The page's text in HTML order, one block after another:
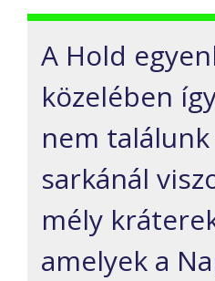
A Hold
közelében
nem
sarkánál
mély
amelyek a